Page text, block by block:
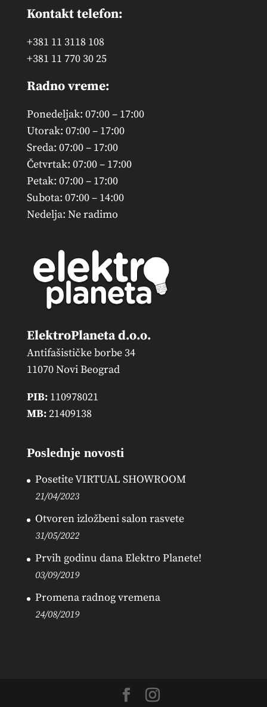
Kontakt telefon:
+381 11 3118 108
+381 11 770 30 25
Radno vreme:
Ponedeljak: 07:00 – 17:00
Utorak: 07:00 – 17:00
Sreda: 07:00 – 17:00
Četvrtak: 07:00 – 17:00
Petak: 07:00 – 17:00
Subota: 07:00 – 14:00
Nedelja: Ne radimo
ElektroPlaneta d.o.o.
Antifašističke borbe 34
11070 Novi Beograd
PIB:110978021
MB:21409138
Poslednje novosti
Posetite VIRTUAL SHOWROOM
21/04/2023
Otvoren izložbeni salon rasvete
31/05/2022
Prvih godinu dana Elektro Planete!
03/09/2019
Promena radnog vremena
24/08/2019